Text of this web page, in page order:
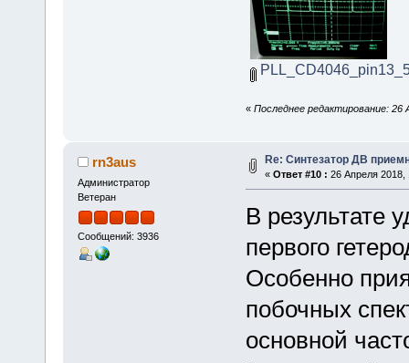
« Последнее редактирование: 26
rn3aus
Администратор
Ветеран
Сообщений: 3936
Re: Синтезатор ДВ
« Ответ #10 : 26 Апреля 2018,
В результате
первого
Особенно
побочных
основной